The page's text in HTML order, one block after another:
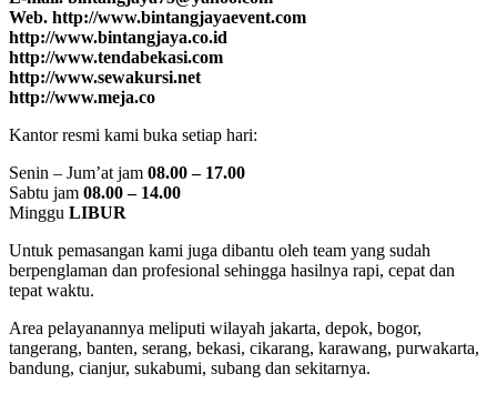
Web. http://www.bintangjayaevent.com
http://www.bintangjaya.co.id
http://www.tendabekasi.com
http://www.sewakursi.net
http://www.meja.co
Kantor resmi kami buka setiap hari:
Senin – Jum’at jam 08.00 – 17.00
Sabtu jam 08.00 – 14.00
Minggu LIBUR
Untuk pemasangan kami juga dibantu oleh team yang sudah
berpenglaman dan profesional sehingga hasilnya rapi, cepat dan
tepat waktu.
Area pelayanannya meliputi wilayah jakarta, depok, bogor,
tangerang, banten, serang, bekasi, cikarang, karawang, purwakarta,
bandung, cianjur, sukabumi, subang dan sekitarnya.